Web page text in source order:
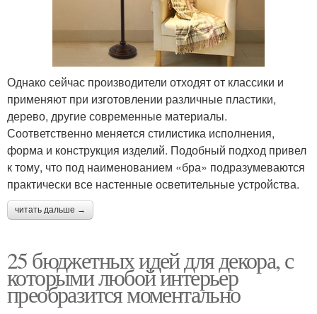
Однако сейчас производители отходят от классики и
применяют при изготовлении различные пластики,
дерево, другие современные материалы.
Соответственно меняется стилистика исполнения,
форма и конструкция изделий. Подобный подход привел
к тому, что под наименованием «бра» подразумеваются
практически все настенные осветительные устройства.
читать дальше →
25 бюджетных идей для декора, с
которыми любой интерьер
преобразится моментально